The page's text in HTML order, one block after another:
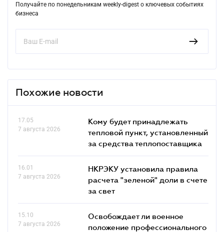
Получайте по понедельникам weekly-digest о ключевых событиях
бизнеса
Похожие новости
17.05
7 августа 2026
Кому будет принадлежать
тепловой пункт, установленный
за средства теплопоставщика
16.01
7 августа 2026
НКРЭКУ установила правила
расчета "зеленой" доли в счете
за свет
15.10
7 августа 2026
Освобождает ли военное
положение профессионального